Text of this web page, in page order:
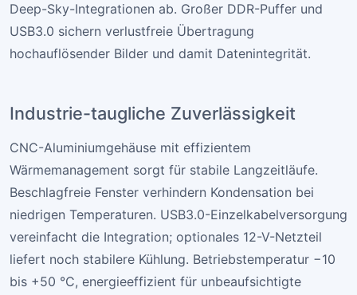
Deep-Sky-Integrationen ab. Großer DDR-Puffer und
USB3.0 sichern verlustfreie Übertragung
hochauflösender Bilder und damit Datenintegrität.
Industrie-taugliche Zuverlässigkeit
CNC-Aluminiumgehäuse mit effizientem
Wärmemanagement sorgt für stabile Langzeitläufe.
Beschlagfreie Fenster verhindern Kondensation bei
niedrigen Temperaturen. USB3.0-Einzelkabelversorgung
vereinfacht die Integration; optionales 12-V-Netzteil
liefert noch stabilere Kühlung. Betriebstemperatur −10
bis +50 °C, energieeffizient für unbeaufsichtigte